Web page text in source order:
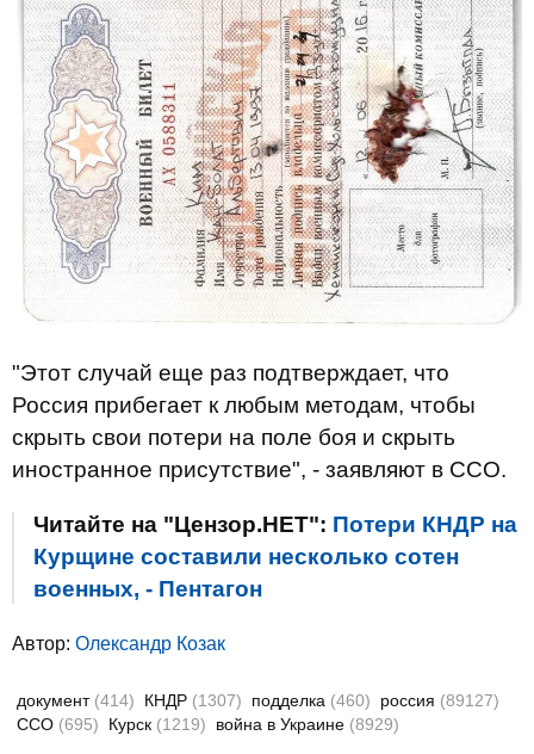
"Этот случай еще раз подтверждает, что
Россия прибегает к любым методам, чтобы
скрыть свои потери на поле боя и скрыть
иностранное присутствие", - заявляют в ССО.
Читайте на "Цензор.НЕТ": Потери КНДР на
Курщине составили несколько сотен
военных, - Пентагон
Автор: Олександр Козак
документ (414) КНДР (1307) подделка (460) россия (89127)
ССО (695) Курск (1219) война в Украине (8929)